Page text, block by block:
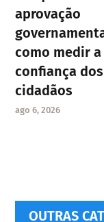
aprovação
como medir a
confiança dos
cidadãos
ago 6, 2026
OUTRAS